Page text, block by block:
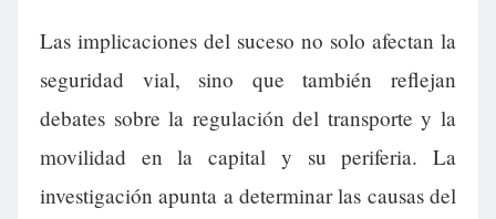
Las implicaciones del suceso no solo afectan la
seguridad vial, sino que también reflejan
debates sobre la regulación del transporte y la
movilidad en la capital y su periferia. La
investigación apunta a determinar las causas del